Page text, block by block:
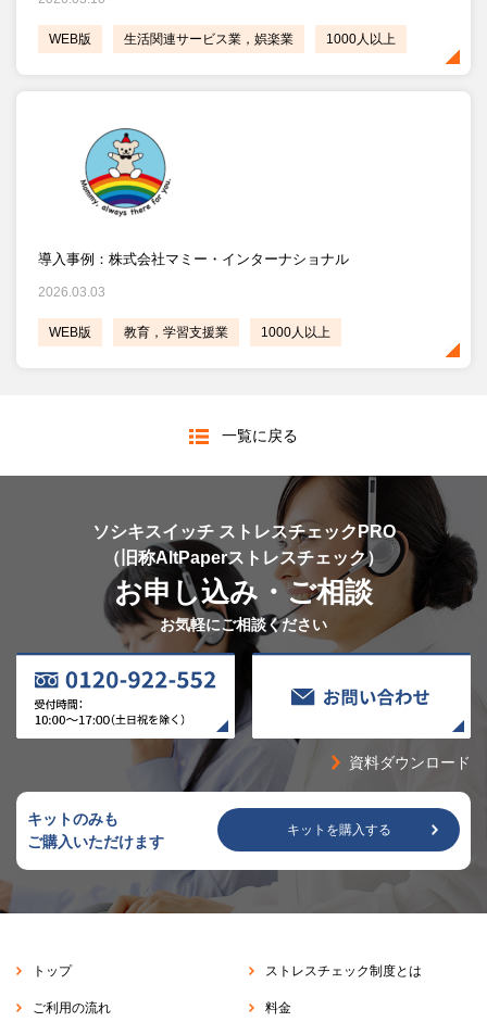
WEB版 生活関連サービス業，娯楽業 1000人以上
導入事例：株式会社マミー・インターナショナル
2026.03.03
WEB版 教育，学習支援業 1000人以上
一覧に戻る
ソシキスイッチ ストレスチェックPRO
（旧称AltPaperストレスチェック）
お申し込み・ご相談
お気軽にご相談ください
資料ダウンロード
キットのみも
ご購入いただけます
キットを購入する
トップ ストレスチェック制度とは
ご利用の流れ 料金